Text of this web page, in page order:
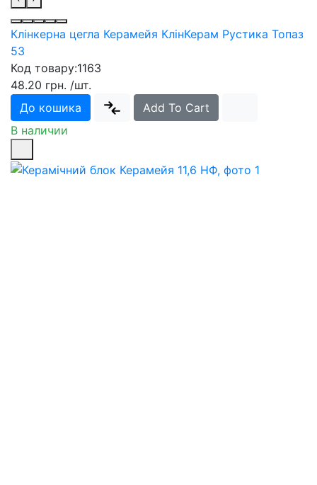
Клінкерна цегла Керамейя КлінКерам Рустика Топаз
53
Код товару:1163
48.20 грн. /шт.
До кошика
Add To Cart
В наличии